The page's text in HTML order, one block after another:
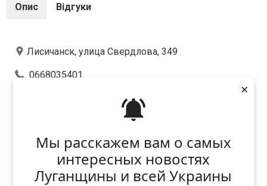
Мы расскажем вам о самых
интересных новостях
Луганщины и всей Украины
×
Опис Відгуки
Лисичанск, улица Свердлова, 349
0668035401
( 0оцінок)
Я рекомендую